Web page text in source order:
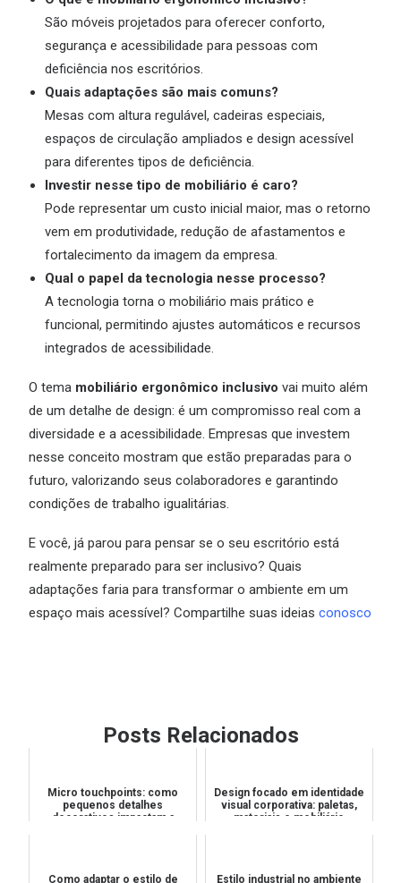
São móveis projetados para oferecer conforto,
segurança e acessibilidade para pessoas com
deficiência nos escritórios.
Quais adaptações são mais comuns?
Mesas com altura regulável, cadeiras especiais,
espaços de circulação ampliados e design acessível
para diferentes tipos de deficiência.
Investir nesse tipo de mobiliário é caro?
Pode representar um custo inicial maior, mas o retorno
vem em produtividade, redução de afastamentos e
fortalecimento da imagem da empresa.
Qual o papel da tecnologia nesse processo?
A tecnologia torna o mobiliário mais prático e
funcional, permitindo ajustes automáticos e recursos
integrados de acessibilidade.
O tema mobiliário ergonômico inclusivo vai muito além
de um detalhe de design: é um compromisso real com a
diversidade e a acessibilidade. Empresas que investem
nesse conceito mostram que estão preparadas para o
futuro, valorizando seus colaboradores e garantindo
condições de trabalho igualitárias.
E você, já parou para pensar se o seu escritório está
realmente preparado para ser inclusivo? Quais
adaptações faria para transformar o ambiente em um
espaço mais acessível? Compartilhe suas ideias conosco
Posts Relacionados
Micro touchpoints: como
pequenos detalhes
decorativos impactam a
Design focado em identidade
visual corporativa: paletas,
materiais e mobiliário
Como adaptar o estilo de
Estilo industrial no ambiente